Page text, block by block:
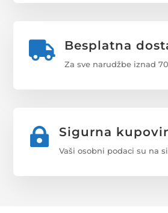
 Besplatna
Za sve narudžbe iznad
 Sigurna
Vaši osobni podaci su na